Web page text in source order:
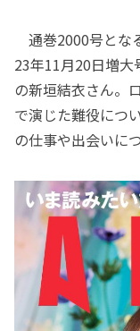
通巻2000号とな
23年11月20日増
の新垣結衣さん。
で演じた難役につ
の仕事や出会いに